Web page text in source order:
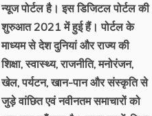
न्‍यूज पोर्टल है। इस डिजिटल पोर्टल की
शुरुआत 2021 में हुई हैं। पोर्टल के
माध्यम से देश दुनियां और राज्य की
शिक्षा, स्वास्थ्य, राजनीति, मनोरंजन,
खेल, पर्यटन, खान-पान और संस्कृति से
जुड़े वांछित एवं नवीनतम समाचारों को